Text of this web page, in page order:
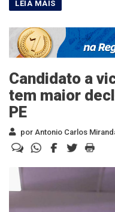
Candidato a
tem maior
PE
por Antonio Carlos